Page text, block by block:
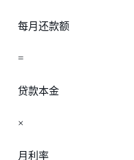
每月还款额
=
贷款本金
×
月利率